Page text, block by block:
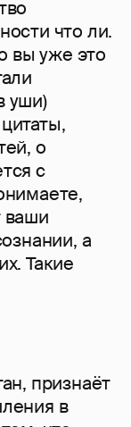
что ли.
вы уже это
уши)
о
с
ваши
а
Такие
признаёт
в